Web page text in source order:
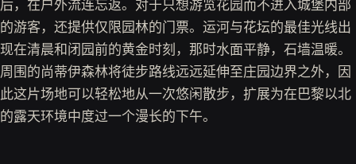
后，在户外流连忘返。对于只想游览花园而不进入城堡内部
的游客，还提供仅限园林的门票。运河与花坛的最佳光线出
现在清晨和闭园前的黄金时刻，那时水面平静，石墙温暖。
周围的尚蒂伊森林将徒步路线远远延伸至庄园边界之外，因
此这片场地可以轻松地从一次悠闲散步，扩展为在巴黎以北
的露天环境中度过一个漫长的下午。